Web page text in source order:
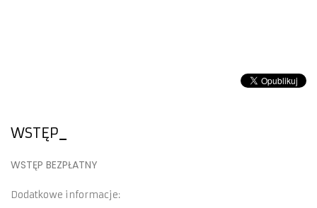
WSTĘP
WSTĘP BEZPŁATNY
Dodatkowe informacje: